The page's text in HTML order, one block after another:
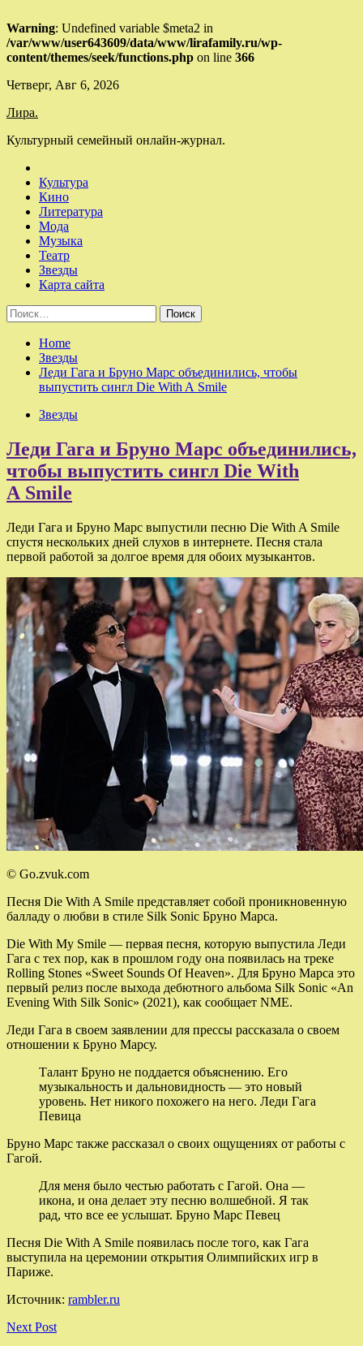
Warning: Undefined variable $meta2 in
/var/www/user643609/data/www/lirafamily.ru/wp-
content/themes/seek/functions.php on line 366
Skip
content
Четверг, Авг 6, 2026
Лира.
Культурный семейный онлайн-журнал.
Культура
Кино
Литература
Мода
Музыка
Театр
Звезды
Карта сайта
Найти:
Home
Звезды
Леди Гага и Бруно Марс объединились, чтобы
выпустить сингл Die With A Smile
Звезды
Леди Гага и Бруно Марс объединились,
чтобы выпустить сингл Die With
A Smile
Леди Гага и Бруно Марс выпустили песню Die With A Smile
спустя нескольких дней слухов в интернете. Песня стала
первой работой за долгое время для обоих музыкантов.
© Go.zvuk.com
Песня Die With A Smile представляет собой проникновенную
балладу о любви в стиле Silk Sonic Бруно Марса.
Die With My Smile — первая песня, которую выпустила Леди
Гага с тех пор, как в прошлом году она появилась на треке
Rolling Stones «Sweet Sounds Of Heaven». Для Бруно Марса это
первый релиз после выхода дебютного альбома Silk Sonic «An
Evening With Silk Sonic» (2021), как сообщает NME.
Леди Гага в своем заявлении для прессы рассказала о своем
отношении к Бруно Марсу.
Талант Бруно не поддается объяснению. Его
музыкальность и дальновидность — это новый
уровень. Нет никого похожего на него. Леди Гага
Певица
Бруно Марс также рассказал о своих ощущениях от работы с
Гагой.
Для меня было честью работать с Гагой. Она —
икона, и она делает эту песню волшебной. Я так
рад, что все ее услышат. Бруно Марс Певец
Песня Die With A Smile появилась после того, как Гага
выступила на церемонии открытия Олимпийских игр в
Париже.
Источник: rambler.ru
Next Post